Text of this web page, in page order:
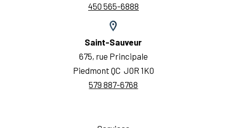
450 565-6888
Saint-Sauveur
675, rue Principale
Piedmont QC J0R 1K0
579 887-6768